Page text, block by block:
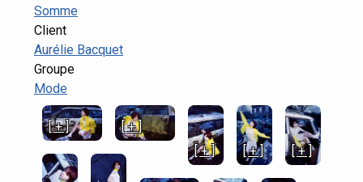
Somme
Client
Aurélie Bacquet
Groupe
Mode
[ + ]
[ + ]
[ + ]
[ + ] [ + ]